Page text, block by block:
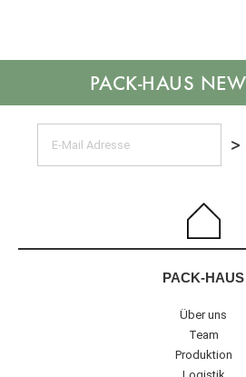
PACK-HAUS
Über uns
Team
Produktion